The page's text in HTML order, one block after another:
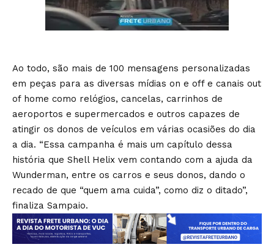
Ao todo, são mais de 100 mensagens personalizadas
em peças para as diversas mídias on e off e canais out
of home como relógios, cancelas, carrinhos de
aeroportos e supermercados e outros capazes de
atingir os donos de veículos em várias ocasiões do dia
a dia. “Essa campanha é mais um capítulo dessa
história que Shell Helix vem contando com a ajuda da
Wunderman, entre os carros e seus donos, dando o
recado de que “quem ama cuida”, como diz o ditado”,
finaliza Sampaio.